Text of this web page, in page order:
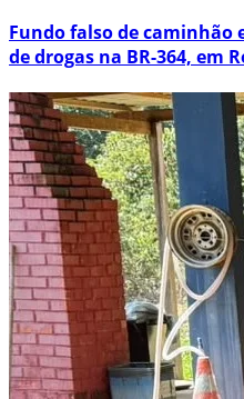
Fundo falso de caminhão
de drogas na BR-364, em